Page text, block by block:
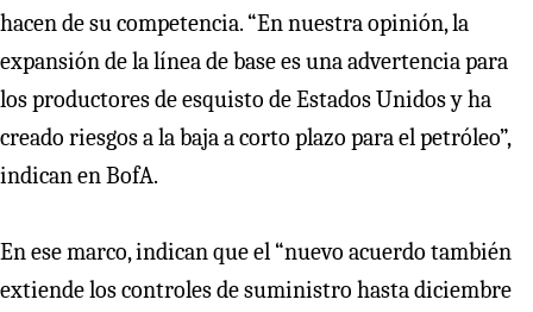
hacen de su competencia. “En nuestra opinión, la
expansión de la línea de base es una advertencia para
los productores de esquisto de Estados Unidos y ha
creado riesgos a la baja a corto plazo para el petróleo”,
indican en BofA.
En ese marco, indican que el “nuevo acuerdo también
extiende los controles de suministro hasta diciembre